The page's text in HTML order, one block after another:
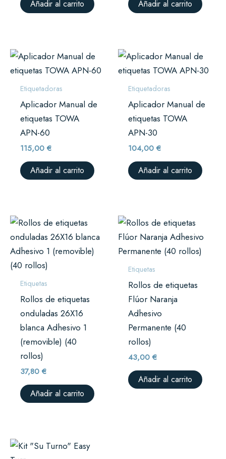
Añadir al carrito Añadir al carrito
Etiquetadoras
Aplicador Manual de
etiquetas TOWA
APN-60
115,00€
Añadir al carrito
Etiquetadoras
Aplicador Manual de
etiquetas TOWA
APN-30
104,00€
Añadir al carrito
Etiquetas
Rollos de etiquetas
onduladas 26X16
blanca Adhesivo 1
(removible) (40
rollos)
37,80€
Añadir al carrito
Etiquetas
Rollos de etiquetas
Flúor Naranja
Adhesivo
Permanente (40
rollos)
43,00€
Añadir al carrito